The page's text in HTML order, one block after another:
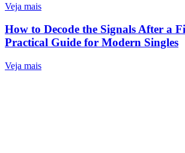
Veja mais
How to Decode the Signals After a
Practical Guide for Modern Singles
Veja mais